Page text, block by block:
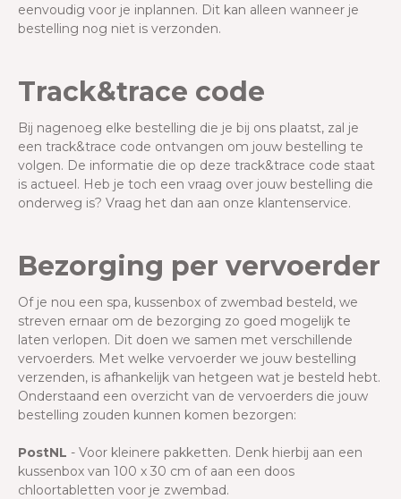
eenvoudig voor je inplannen. Dit kan alleen wanneer je
bestelling nog niet is verzonden.
Track&trace code
Bij nagenoeg elke bestelling die je bij ons plaatst, zal je
een track&trace code ontvangen om jouw bestelling te
volgen. De informatie die op deze track&trace code staat
is actueel. Heb je toch een vraag over jouw bestelling die
onderweg is? Vraag het dan aan onze klantenservice.
Bezorging per vervoerder
Of je nou een spa, kussenbox of zwembad besteld, we
streven ernaar om de bezorging zo goed mogelijk te
laten verlopen. Dit doen we samen met verschillende
vervoerders. Met welke vervoerder we jouw bestelling
verzenden, is afhankelijk van hetgeen wat je besteld hebt.
Onderstaand een overzicht van de vervoerders die jouw
bestelling zouden kunnen komen bezorgen:
PostNL - Voor kleinere pakketten. Denk hierbij aan een
kussenbox van 100 x 30 cm of aan een doos
chloortabletten voor je zwembad.